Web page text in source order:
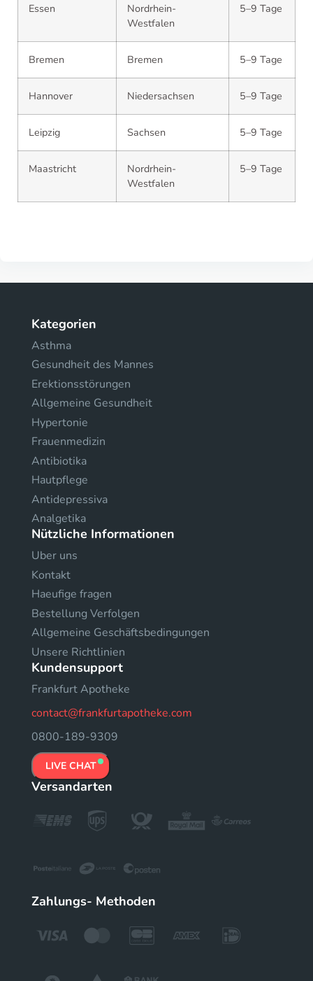
Essen
Nordrhein-
Westfalen
5–9 Tage
Bremen Bremen 5–9 Tage
Hannover Niedersachsen 5–9 Tage
Leipzig Sachsen 5–9 Tage
Maastricht
Nordrhein-
Westfalen
5–9 Tage
Kategorien
Asthma
Gesundheit des Mannes
Erektionsstörungen
Allgemeine Gesundheit
Hypertonie
Frauenmedizin
Antibiotika
Hautpflege
Antidepressiva
Analgetika
Nützliche Informationen
Uber uns
Kontakt
Haeufige fragen
Bestellung Verfolgen
Allgemeine Geschäftsbedingungen
Unsere Richtlinien
Kundensupport
Frankfurt Apotheke
contact@frankfurtapotheke.com
0800-189-9309
LIVE CHAT
Versandarten
Zahlungs- Methoden